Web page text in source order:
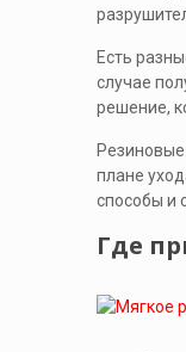
Есть
случае
решение,
плане
способы и
Где